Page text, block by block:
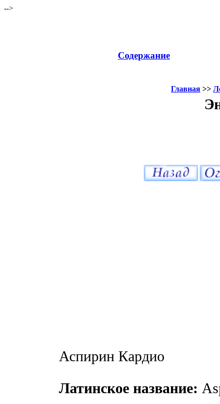
-->
Содержание
Главная >>
Аспирин Кардио
Латинское название: